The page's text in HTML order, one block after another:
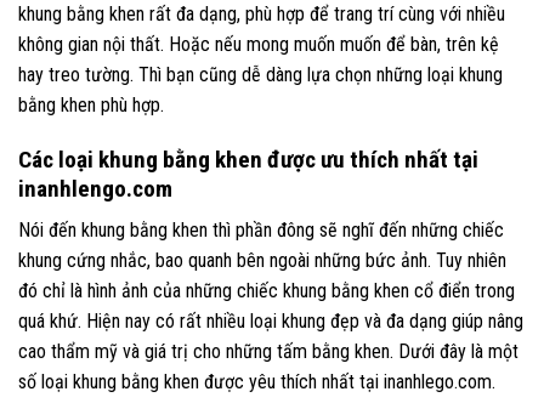
khung bằng khen rất đa dạng, phù hợp để trang trí cùng với nhiều
không gian nội thất. Hoặc nếu mong muốn muốn để bàn, trên kệ
hay treo tường. Thì bạn cũng dễ dàng lựa chọn những loại khung
bằng khen phù hợp.
Các loại khung bằng khen được ưu thích nhất tại
inanhlengo.com
Nói đến khung bằng khen thì phần đông sẽ nghĩ đến những chiếc
khung cứng nhắc, bao quanh bên ngoài những bức ảnh. Tuy nhiên
đó chỉ là hình ảnh của những chiếc khung bằng khen cổ điển trong
quá khứ. Hiện nay có rất nhiều loại khung đẹp và đa dạng giúp nâng
cao thẩm mỹ và giá trị cho những tấm bằng khen. Dưới đây là một
số loại khung bằng khen được yêu thích nhất tại inanhlego.com.